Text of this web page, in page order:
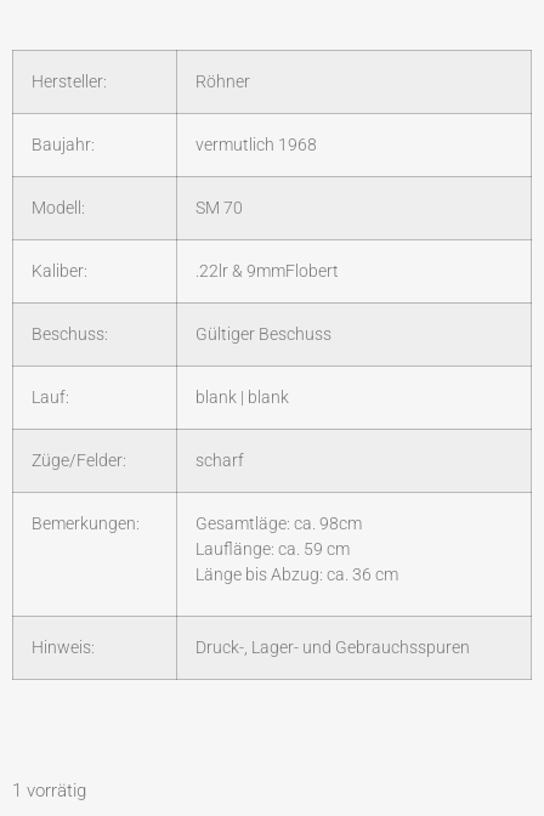
Hersteller: Röhner
Baujahr: vermutlich 1968
Modell: SM 70
Kaliber: .22lr & 9mmFlobert
Beschuss: Gültiger Beschuss
Lauf: blank | blank
Züge/Felder: scharf
Bemerkungen:
Gesamtläge: ca. 98cm
Lauflänge: ca. 59 cm
Länge bis Abzug: ca. 36 cm
Hinweis: Druck-, Lager- und Gebrauchsspuren
1 vorrätig